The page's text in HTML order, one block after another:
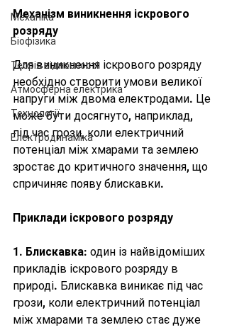
Механіка
Біофізика
Теорія відносності
Атмосферна електрика
Технології
Електродинаміка
Механізм виникнення іскрового
розряду
Для виникнення іскрового розряду
необхідно створити умови великої
напруги між двома електродами. Це
може бути досягнуто, наприклад,
під час грози, коли електричний
потенціал між хмарами та землею
зростає до критичного значення, що
спричиняє появу блискавки.
Приклади іскрового розряду
1. Блискавка: один із найвідоміших
прикладів іскрового розряду в
природі. Блискавка виникає під час
грози, коли електричний потенціал
між хмарами та землею стає дуже